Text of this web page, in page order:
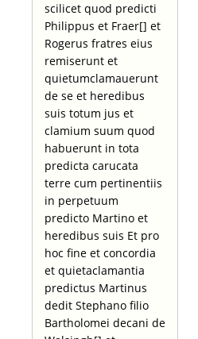
scilicet quod predicti
Philippus et Fraer[] et
Rogerus fratres eius
remiserunt et
quietumclamauerunt
de se et heredibus
suis totum jus et
clamium suum quod
habuerunt in tota
predicta carucata
terre cum pertinentiis
in perpetuum
predicto Martino et
heredibus suis Et pro
hoc fine et concordia
et quietaclamantia
predictus Martinus
dedit Stephano filio
Bartholomei decani de